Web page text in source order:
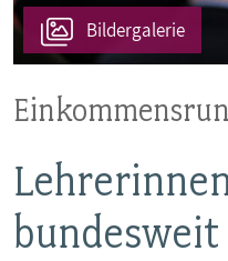
Bildergalerie